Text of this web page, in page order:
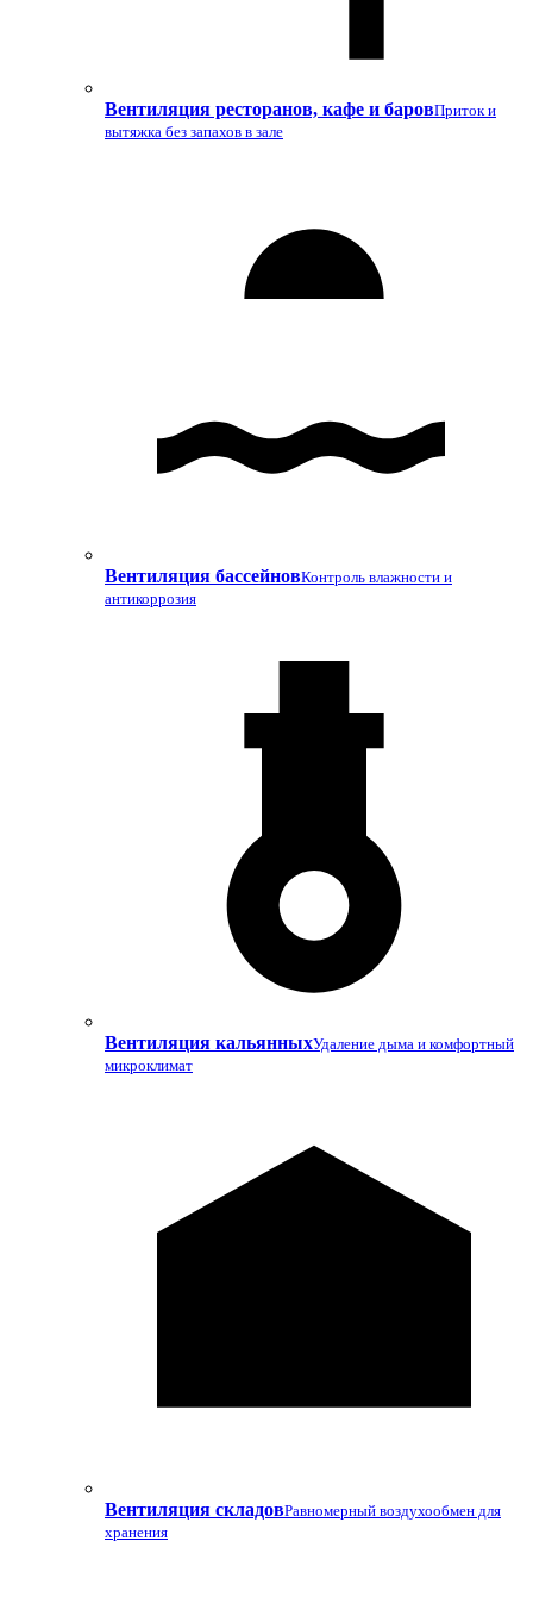
Вентиляция ресторанов, кафе и баровПриток и
вытяжка без запахов в зале
Вентиляция бассейновКонтроль влажности и
антикоррозия
Вентиляция кальянныхУдаление дыма и комфортный
микроклимат
Вентиляция складовРавномерный воздухообмен для
хранения